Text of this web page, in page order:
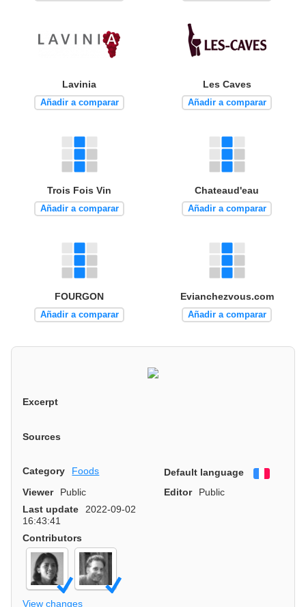
Lavinia
Añadir a comparar
Les Caves
Añadir a comparar
Trois Fois Vin
Añadir a comparar
Chateaud'eau
Añadir a comparar
FOURGON
Añadir a comparar
Evianchezvous.com
Añadir a comparar
Excerpt
Sources
Category Foods Default language
Viewer
Public Editor
Public
Last update
2022-09-02
16:43:41
Contributors
View changes